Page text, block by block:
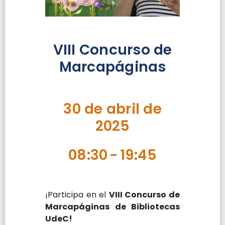
VIII Concurso de
Marcapáginas
30 de abril de
2025
08:30- 19:45
¡Participa en el VIII Concurso de
Marcapáginas de Bibliotecas
UdeC!